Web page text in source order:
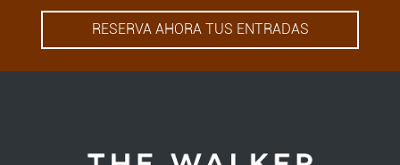
RESERVA AHORA TUS ENTRADAS